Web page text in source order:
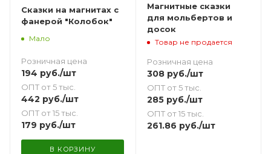
Сказки на магнитах с
фанерой "Колобок"
Мало
Розничная цена
194 руб./шт
ОПТ от 5 тыс.
442 руб./шт
ОПТ от 15 тыс.
179 руб./шт
В КОРЗИНУ
Магнитные сказки
для мольбертов и
досок
Товар не продается
Розничная цена
308руб./шт
ОПТ от 5 тыс.
285руб./шт
ОПТ от 15 тыс.
261.86 руб./шт